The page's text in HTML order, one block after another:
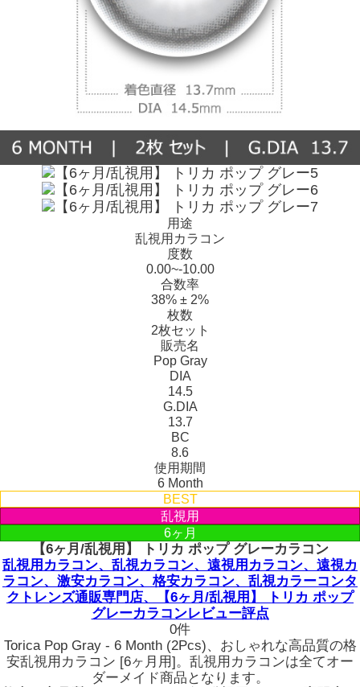
用途
乱視用カラコン
度数
0.00~-10.00
合数率
38% ± 2%
枚数
2枚セット
販売名
Pop Gray
DIA
14.5
G.DIA
13.7
BC
8.6
使用期間
6 Month
BEST
乱視用
6ヶ月
【6ヶ月/乱視用】 トリカ ポップ グレーカラコン
乱視用カラコン、乱視カラコン、遠視用カラコン、遠視カ
ラコン、激安カラコン、格安カラコン、乱視カラーコンタ
クトレンズ通販専門店、【6ヶ月/乱視用】 トリカ ポップ
グレーカラコンレビュー評点
0件
Torica Pop Gray - 6 Month (2Pcs)、おしゃれな高品質の格
安乱視用カラコン [6ヶ月用]。乱視用カラコンは全てオー
ダーメイド商品となります。